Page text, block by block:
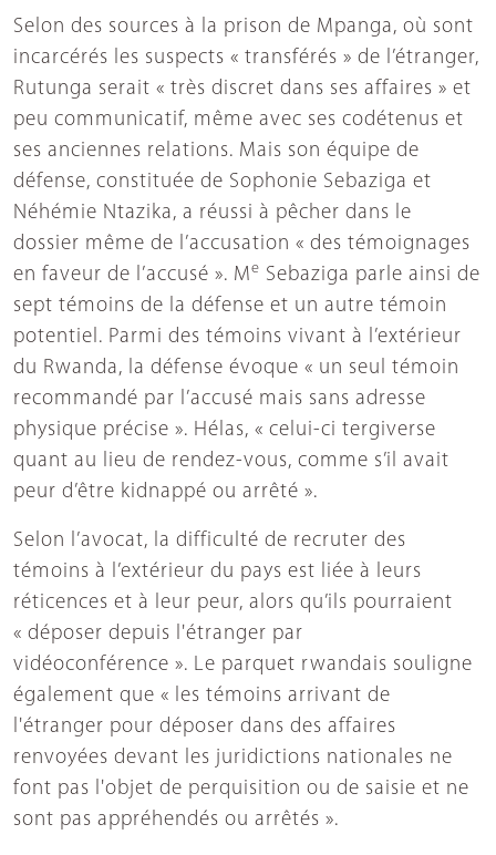
Selon des sources à la prison de Mpanga, où sont
incarcérés les suspects « transférés » de l’étranger,
Rutunga serait « très discret dans ses affaires » et
peu communicatif, même avec ses codétenus et
ses anciennes relations. Mais son équipe de
défense, constituée de Sophonie Sebaziga et
Néhémie Ntazika, a réussi à pêcher dans le
dossier même de l’accusation « des témoignages
en faveur de l’accusé ». Me Sebaziga parle ainsi de
sept témoins de la défense et un autre témoin
potentiel. Parmi des témoins vivant à l’extérieur
du Rwanda, la défense évoque « un seul témoin
recommandé par l’accusé mais sans adresse
physique précise ». Hélas, « celui-ci tergiverse
quant au lieu de rendez-vous, comme s’il avait
peur d’être kidnappé ou arrêté ».
Selon l’avocat, la difficulté de recruter des
témoins à l’extérieur du pays est liée à leurs
réticences et à leur peur, alors qu’ils pourraient
« déposer depuis l'étranger par
vidéoconférence ». Le parquet rwandais souligne
également que « les témoins arrivant de
l'étranger pour déposer dans des affaires
renvoyées devant les juridictions nationales ne
font pas l'objet de perquisition ou de saisie et ne
sont pas appréhendés ou arrêtés ».